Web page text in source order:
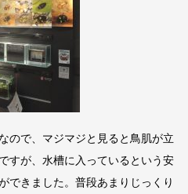
ので、マジマジと見ると鳥肌が立
すが、水槽に入っているという安
できました。普段あまりじっくり